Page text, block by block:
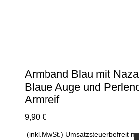
Armband Blau mit
Blaue Auge und
Armreif
9,90 €
(inkl.MwSt.) Umsatzsteuerbefreit